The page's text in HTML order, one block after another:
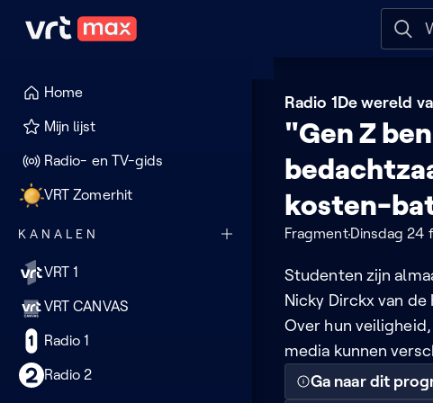
Naar hoofdinhoud Naar help
Home
Mijn lijst
Radio- en TV-gids
VRT Zomerhit
KANALEN
VRT 1
VRT CANVAS
Radio 1
Radio 2
Radio 1 De wereld
"Gen Z
kosten-
FragmentDinsdag 24
Studenten zijn
Nicky Dirckx van
Over hun
media kunnen
Ga naar dit